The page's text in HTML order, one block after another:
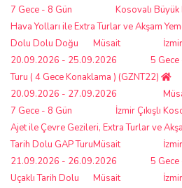
7 Gece - 8 Gün
Kosovalı
Hava Yolları ile Extra Turlar ve Akşam
İzmir
Müsait
20.09.2026 - 25.09.2026
5 Gece
Dolu Dolu Doğu
Turu ( 4 Gece Konaklama ) (GZNT22)
20.09.2026 - 27.09.2026
7 Gece - 8 Gün
İzmir Çıkışlı
Ajet ile Çevre Gezileri, Extra Turlar ve
İzmir
Müsait
21.09.2026 - 26.09.2026
5 Gece
Tarih Dolu GAP Turu
İzmir
Müsait
Uçaklı Tarih Dolu